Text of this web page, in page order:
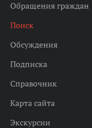
Обращения граждан
Поиск
Обсуждения
Подписка
Справочник
Карта сайта
Экскурсии